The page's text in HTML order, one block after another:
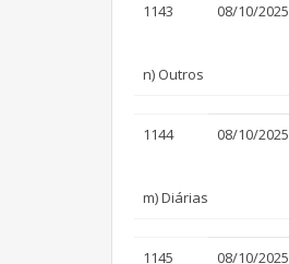
1143 08/10/2025
n) Outros
1144 08/10/2025
m) Diárias
1145 08/10/2025